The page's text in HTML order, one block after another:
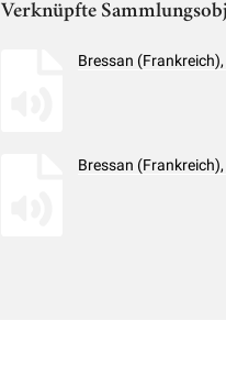
Verknüpfte
Bressan
Bressan